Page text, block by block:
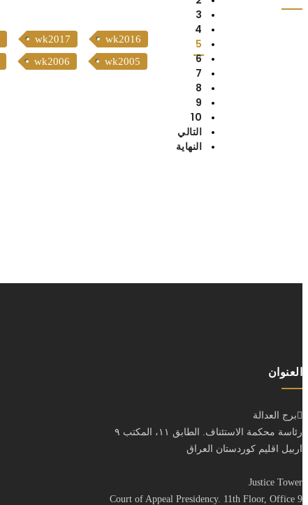
3
4
5
6
7
8
9
10
التالي
النهاية
wk2017
wk2016
wk2006
wk2005
العنوان
برج العدالة
رئاسة محكمة الاستئناف. الطابق ١١، المكتب ٩
اربيل اقليم كوردستان العراق
Justice Tower
Court of Appeal Presidency. 11th Floor, Office 9